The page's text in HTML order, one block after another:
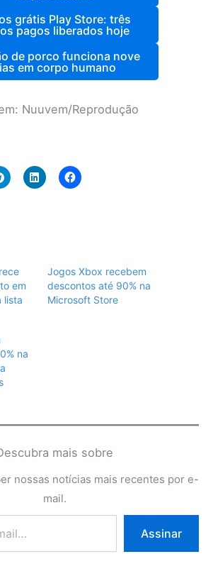
grátis Play Store: três
pagos liberados hoje
de porco funciona nove
em corpo humano
Nuuvem/Reprodução
em
lista
Jogos Xbox recebem
descontos até 90% na
Microsoft Store
na
mais sobre
nossas notícias mais recentes por e-
mail.
Assinar